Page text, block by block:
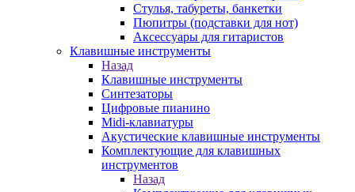
Стулья, табуреты, банкетки
Пюпитры (подставки для нот)
Аксессуары для гитаристов
Клавишные инструменты
Назад
Клавишные инструменты
Синтезаторы
Цифровые пианино
Midi-клавиатуры
Акустические клавишные инструменты
Комплектующие для клавишных
инструментов
Назад